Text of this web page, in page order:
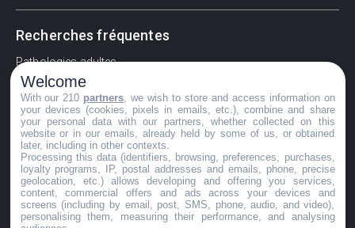
Recherches fréquentes
Pathologies adultes
Signes d'une urgence ophtalmologique
La vision
Acuité visuelle
Myosis / mydriase
Œdème oculaire
©GuideVue2024
Welcome
With our 210 partners , we wish to store and access information on
your devices (cookies, pixels in emails, etc.), combine and share
your personal data with our partners, whether collected on this
website or in our emails, already held by some of us, or obtained
later, including in other contexts.
Processing this data (identifiers, browsing, preferences, purchases,
loyalty programs, IP, postal addresses and emails, phone, precise
geolocation, etc.) allows developing and offering you services,
content, commercial offers and ads across your devices and
screens (including by email, post, SMS, phone, audio, and video),
personalising them, measuring their performance, and analysing